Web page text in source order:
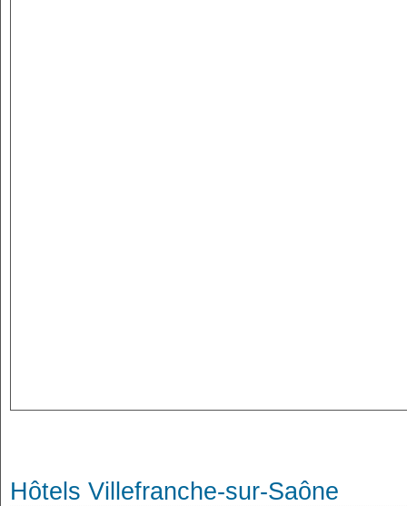
Hôtels Villefranche-sur-Saône